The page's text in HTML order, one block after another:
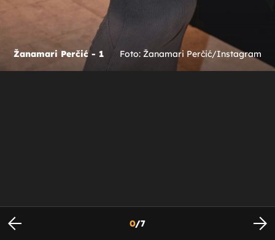
Žanamari Perčić - 1 Foto: Žanamari Perčić/Instagram
0/7